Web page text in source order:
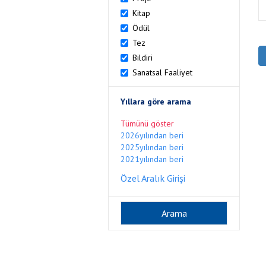
Kitap
Ödül
Tez
Bildiri
Sanatsal Faaliyet
Yıllara göre arama
Tümünü göster
2026yılından beri
2025yılından beri
2021yılından beri
Özel Aralık Girişi